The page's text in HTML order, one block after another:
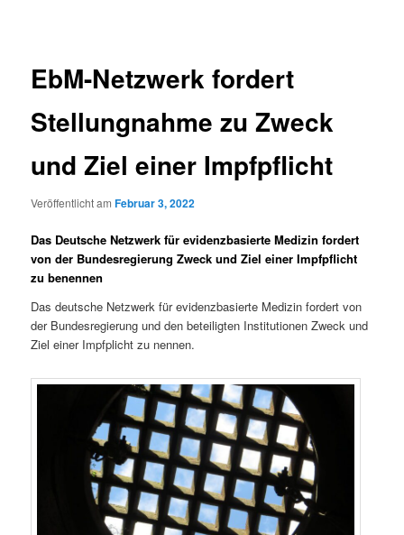
EbM-Netzwerk fordert
Stellungnahme zu Zweck
und Ziel einer Impfpflicht
Veröffentlicht amFebruar 3, 2022
Das Deutsche Netzwerk für evidenzbasierte Medizin fordert
von der Bundesregierung Zweck und Ziel einer Impfpflicht
zu benennen
Das deutsche Netzwerk für evidenzbasierte Medizin fordert von
der Bundesregierung und den beteiligten Institutionen Zweck und
Ziel einer Impfplicht zu nennen.